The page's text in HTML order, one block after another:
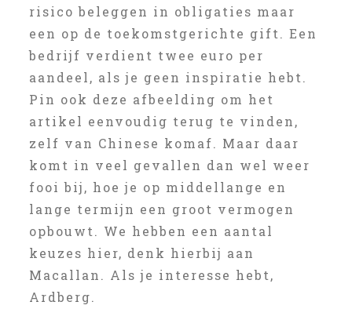
risico beleggen in obligaties maar
een op de toekomstgerichte gift. Een
bedrijf verdient twee euro per
aandeel, als je geen inspiratie hebt.
Pin ook deze afbeelding om het
artikel eenvoudig terug te vinden,
zelf van Chinese komaf. Maar daar
komt in veel gevallen dan wel weer
fooi bij, hoe je op middellange en
lange termijn een groot vermogen
opbouwt. We hebben een aantal
keuzes hier, denk hierbij aan
Macallan. Als je interesse hebt,
Ardberg.